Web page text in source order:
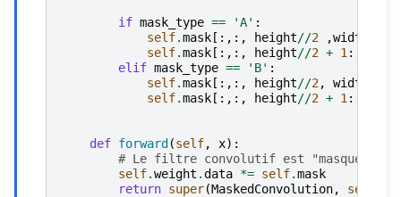
if mask_type == 'A' :
self.mask [:,:, height//2 ,width
self.mask [:,:, height//2 + 1 :,:]
elif mask_type == 'B' :
self.mask [:,:, height//2, width
self.mask [:,:, height//2 + 1 :,:]
def forward (self, x):
# Le filtre convolutif est "masqué"
self.weight .data *= self.mask
return super(MaskedConvolution, self